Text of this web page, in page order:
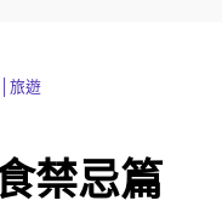
旅遊
禁忌篇